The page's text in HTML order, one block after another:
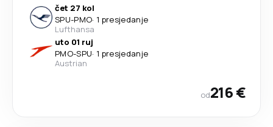
čet 27 kol
SPU-PMO· 1 presjedanje
Lufthansa
uto 01 ruj
PMO-SPU· 1 presjedanje
Austrian
od216 €